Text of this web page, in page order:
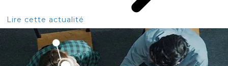
Lire cette actualité